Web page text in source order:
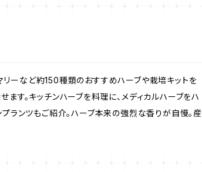
リーなど約150種類のおすすめハーブや栽培キットを
す。キッチンハーブを料理に、メディカルハーブをハ
ランツもご紹介。ハーブ本来の強烈な香りが自慢。産